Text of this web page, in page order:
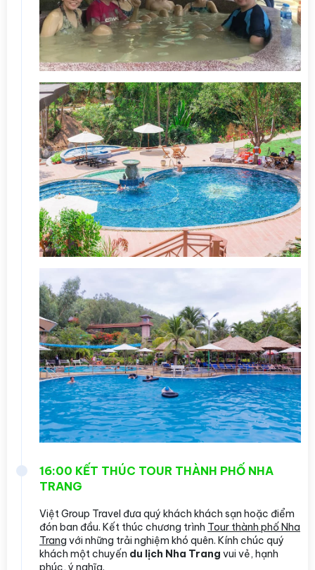
16:00 KẾT THÚC TOUR THÀNH PHỐ NHA
TRANG
Việt Group Travel đưa quý khách khách sạn hoặc điểm
đón ban đầu. Kết thúc chương trình Tour thành phố Nha
Trang với những trải nghiệm khó quên. Kính chúc quý
khách một chuyến du lịch Nha Trang vui vẻ, hạnh
phúc, ý nghĩa.